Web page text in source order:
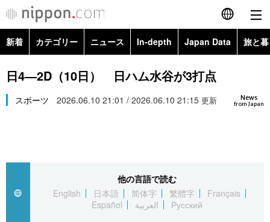
English
简体字
繁體字
العربية
新着 カテゴリー ニュース In-depth Japan Data 旅と
政治・外交
経済・ビジネス
社会
文化
Images
お知らせ
日4―2D（10日） 日ハム水谷が3打点
News
from Japan
スポーツ 2026.06.10 21:01 / 2026.06.10 21:15 更新
他の言語で読む
English
日本語 简体字 繁體字
Français
Español
العربية Русский